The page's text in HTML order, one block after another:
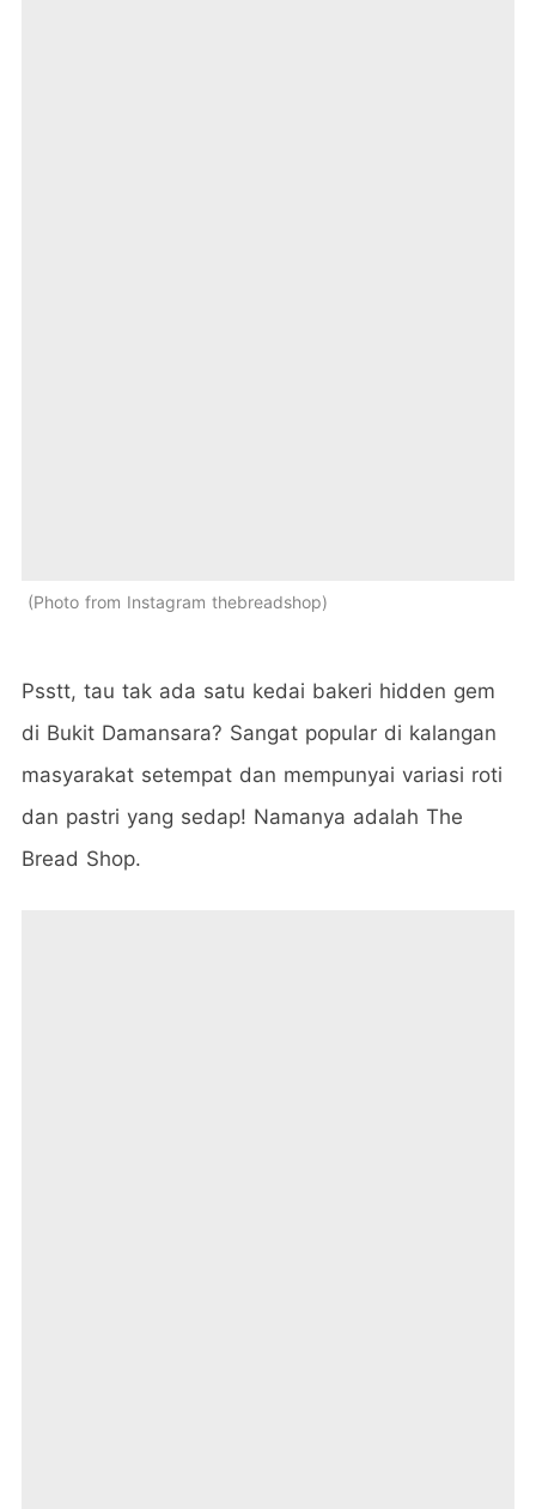
Photo from Instagram thebreadshop
Psstt, tau tak ada satu kedai bakeri hidden gem
di Bukit Damansara? Sangat popular di kalangan
masyarakat setempat dan mempunyai variasi roti
dan pastri yang sedap! Namanya adalah The
Bread Shop.